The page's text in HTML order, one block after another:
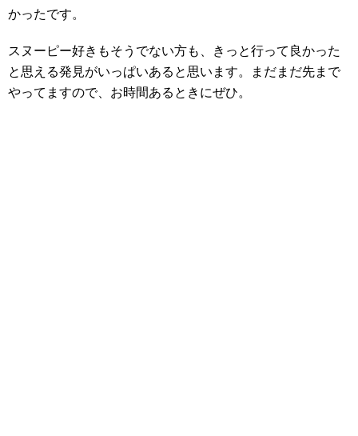
かったです。
スヌーピー好きもそうでない方も、きっと行って良かった
と思える発見がいっぱいあると思います。まだまだ先まで
やってますので、お時間あるときにぜひ。